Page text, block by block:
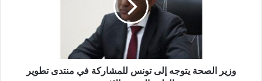
وزير الصحة يتوجه إلى تونس للمشاركة في منتدى تطوير